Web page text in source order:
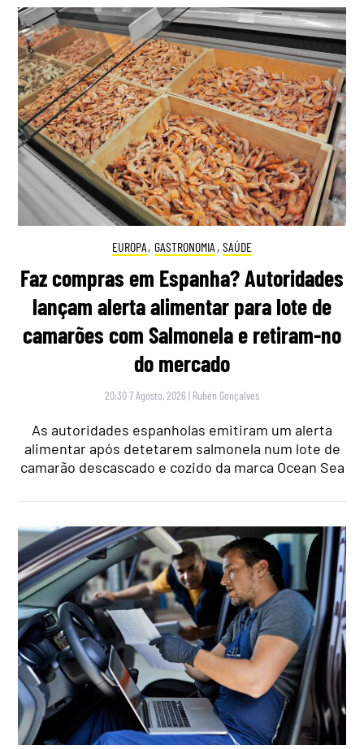
EUROPA, GASTRONOMIA , SAÚDE
Faz compras em Espanha? Autoridades
lançam alerta alimentar para lote de
camarões com Salmonela e retiram-no
do mercado
20:30 7 Agosto, 2026 | Rubén Gonçalves
As autoridades espanholas emitiram um alerta
alimentar após detetarem salmonela num lote de
camarão descascado e cozido da marca Ocean Sea